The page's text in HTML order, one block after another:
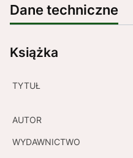
Dane techniczne
Książka
TYTUŁ
AUTOR
WYDAWNICTWO